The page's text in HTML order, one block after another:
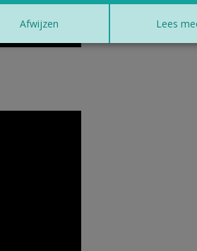
Afwijzen Lees